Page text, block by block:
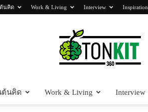
ต้นคิด Work & Living Interview Inspiration
ต้นคิด Work & Living Interview